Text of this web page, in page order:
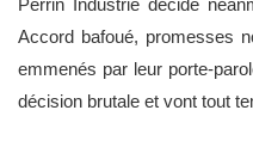
Perrin Industrie décide
Accord bafoué, promesses
emmenés par leur
décision brutale et vont tout